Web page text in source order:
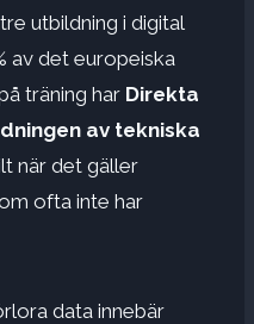
utbildning i digital
av det europeiska
träning har Direkta
av tekniska
när det gäller
ofta inte har
data innebär